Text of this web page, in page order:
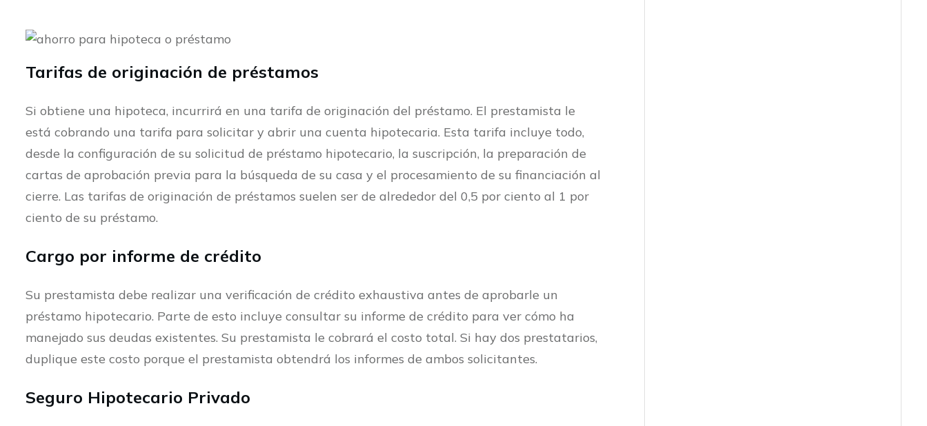
Tarifas de originación de préstamos
Si obtiene una hipoteca, incurrirá en una tarifa de originación del préstamo. El prestamista le
está cobrando una tarifa para solicitar y abrir una cuenta hipotecaria. Esta tarifa incluye todo,
desde la configuración de su solicitud de préstamo hipotecario, la suscripción, la preparación de
cartas de aprobación previa para la búsqueda de su casa y el procesamiento de su financiación al
cierre. Las tarifas de originación de préstamos suelen ser de alrededor del 0,5 por ciento al 1 por
ciento de su préstamo.
Cargo por informe de crédito
Su prestamista debe realizar una verificación de crédito exhaustiva antes de aprobarle un
préstamo hipotecario. Parte de esto incluye consultar su informe de crédito para ver cómo ha
manejado sus deudas existentes. Su prestamista le cobrará el costo total. Si hay dos prestatarios,
duplique este costo porque el prestamista obtendrá los informes de ambos solicitantes.
Seguro Hipotecario Privado